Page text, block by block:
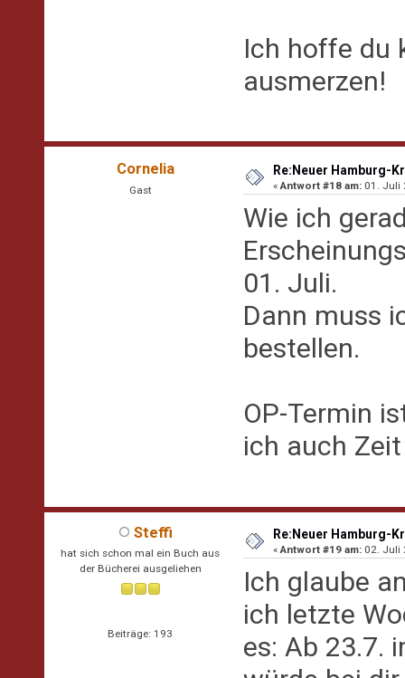
Ich hoffe du
ausmerzen!
Cornelia
Gast
Re:Neuer Hamburg-
«Antwort #18 am: 01. Juli
Wie ich
01. Juli.
Dann muss
bestellen.
OP-Termin
ich auch
Steffi
hat sich schon mal ein Buch aus
der Bücherei ausgeliehen
Beiträge: 193
Re:Neuer Hamburg-
«Antwort #19 am: 02. Juli
Ich glaube
ich letzte
es: Ab 23.7.